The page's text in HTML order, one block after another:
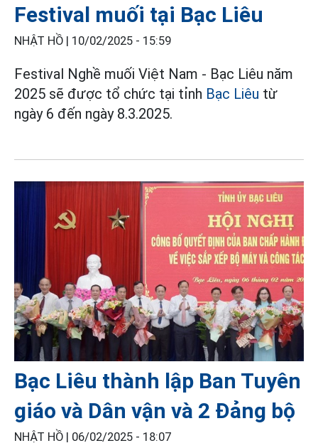
Festival muối tại Bạc Liêu
NHẬT HỒ | 10/02/2025 - 15:59
Festival Nghề muối Việt Nam - Bạc Liêu năm
2025 sẽ được tổ chức tại tỉnh Bạc Liêu từ
ngày 6 đến ngày 8.3.2025.
Bạc Liêu thành lập Ban Tuyên
giáo và Dân vận và 2 Đảng bộ
NHẬT HỒ | 06/02/2025 - 18:07